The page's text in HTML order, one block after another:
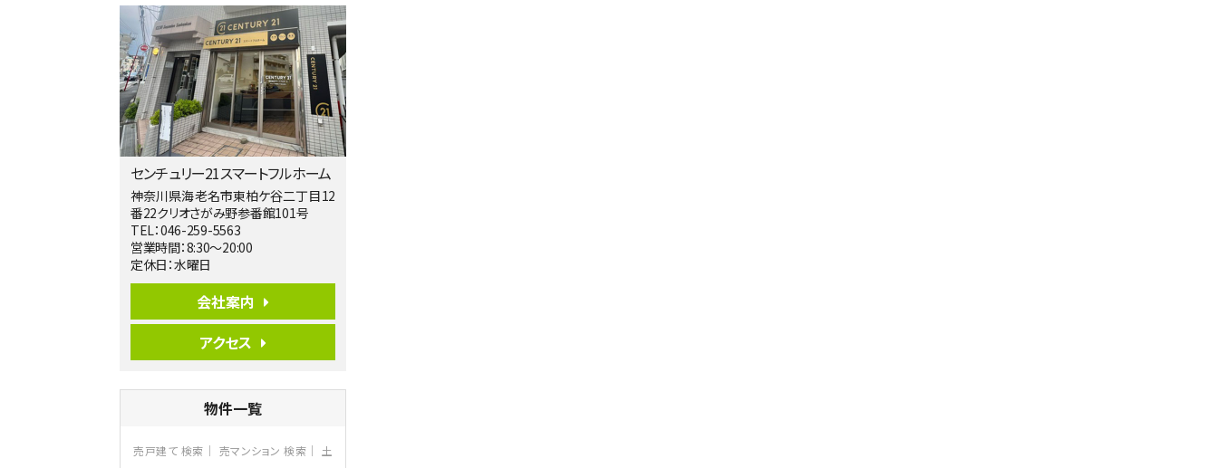
淵野辺駅
歩17分
南側道路に面しており日当たり良好。 キ
ッチンから…
第5位
3,680万円
4ＬＤＫ
橋本駅
バ19分・歩8分
開放感があり日当たり良好な南西・北西角
地区画。 …
第6位
3,680万円
ご家族が集まるLDKは１７．５帖とゆとりあ
る広さ…
4ＬＤＫ
古淵駅
をまとめ…
センチュリー21スマートフルホーム
神奈川県海老名市東柏ケ谷二丁目12
番22クリオさがみ野参番館101号
TEL：046-259-5563
営業時間：8:30～20:00
定休日：水曜日
会社案内
アクセス
物件一覧
売戸建て 検索 売マンション 検索
土